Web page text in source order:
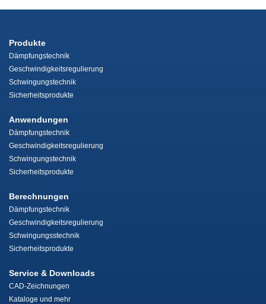
Produkte
Dämpfungstechnik
Geschwindigkeitsregulierung
Schwingungstechnik
Sicherheitsprodukte
Anwendungen
Dämpfungstechnik
Geschwindigkeitsregulierung
Schwingungstechnik
Sicherheitsprodukte
Berechnungen
Dämpfungstechnik
Geschwindigkeitsregulierung
Schwingungsstechnik
Sicherheitsprodukte
Service & Downloads
CAD-Zeichnungen
Kataloge und mehr